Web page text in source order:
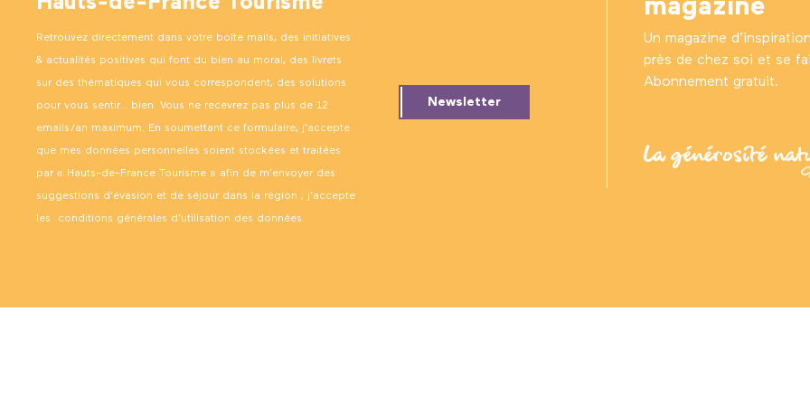
Retrouvez directement dans votre boîte mails, des initiatives
& actualités positives qui font du bien au moral, des livrets
sur des thématiques qui vous correspondent, des solutions
pour vous sentir… bien. Vous ne recevrez pas plus de 12
emails/an maximum. En soumettant ce formulaire, j’accepte
que mes données personnelles soient stockées et traitées
par « Hauts-de-France Tourisme » afin de m’envoyer des
suggestions d’évasion et de séjour dans la région ; j’accepte
les conditions générales d’utilisation des données.
Newsletter
magazine
Un magazine
près de chez soi et se
Abonnement gratuit.